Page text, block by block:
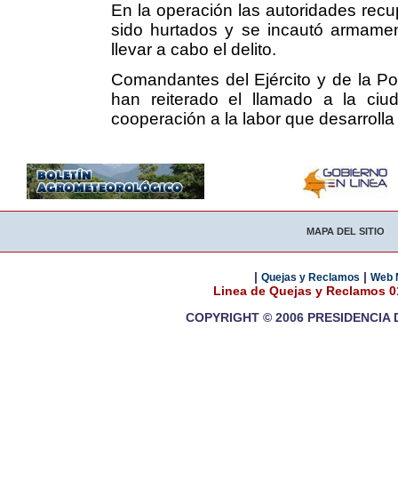
En la operación las autoridades
sido hurtados y se incautó
llevar a cabo el delito.
Comandantes del Ejército y de la
han reiterado el llamado a la
cooperación a la labor que
MAPA DEL SITIO
| Quejas y Reclamos | Web
Linea de Quejas y Reclamos
COPYRIGHT © 2006 PRESIDENCIA